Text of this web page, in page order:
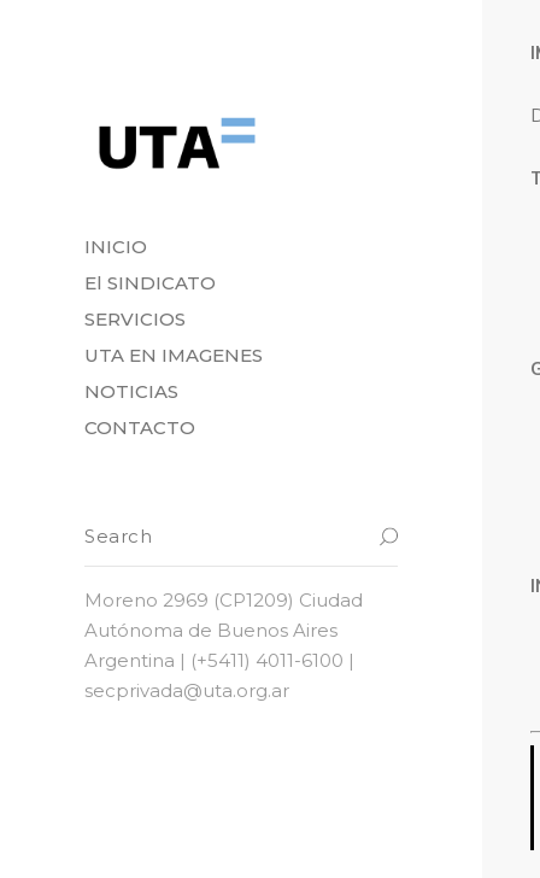
INICIO
El SINDICATO
SERVICIOS
UTA EN IMAGENES
NOTICIAS
CONTACTO
Moreno 2969 (CP1209) Ciudad
Autónoma de Buenos Aires
Argentina | (+5411) 4011-6100 |
secprivada@uta.org.ar